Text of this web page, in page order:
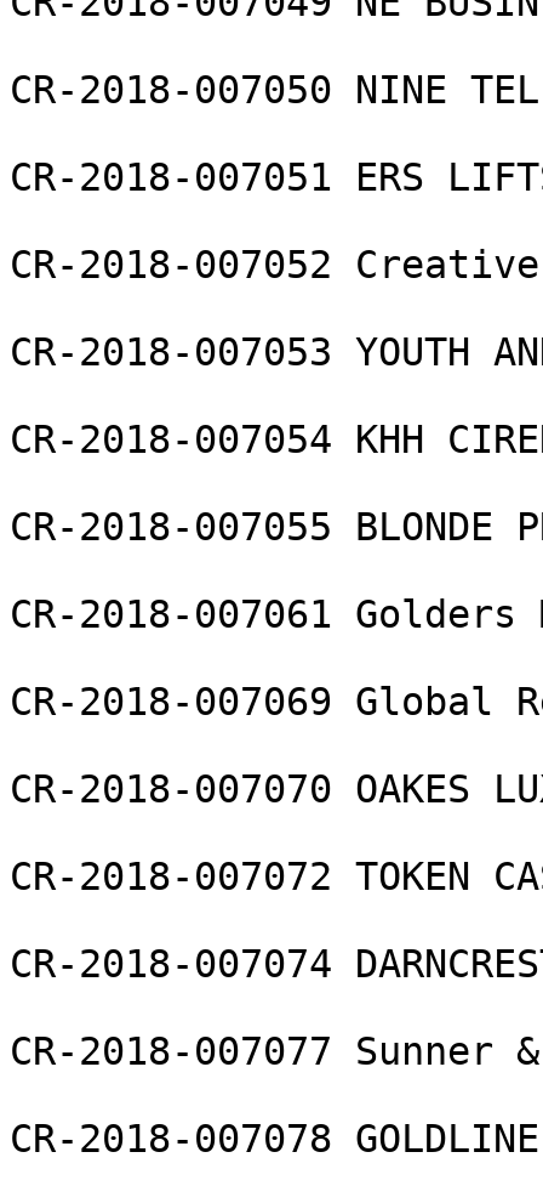
CR-2018-007050 NINE
CR-2018-007051 ERS
CR-2018-007052
CR-2018-007053 YOUTH
CR-2018-007054 KHH
CR-2018-007055 BLONDE
CR-2018-007061
CR-2018-007069
CR-2018-007070 OAKES
CR-2018-007072 TOKEN
CR-2018-007074
CR-2018-007077 Sunner
CR-2018-007078